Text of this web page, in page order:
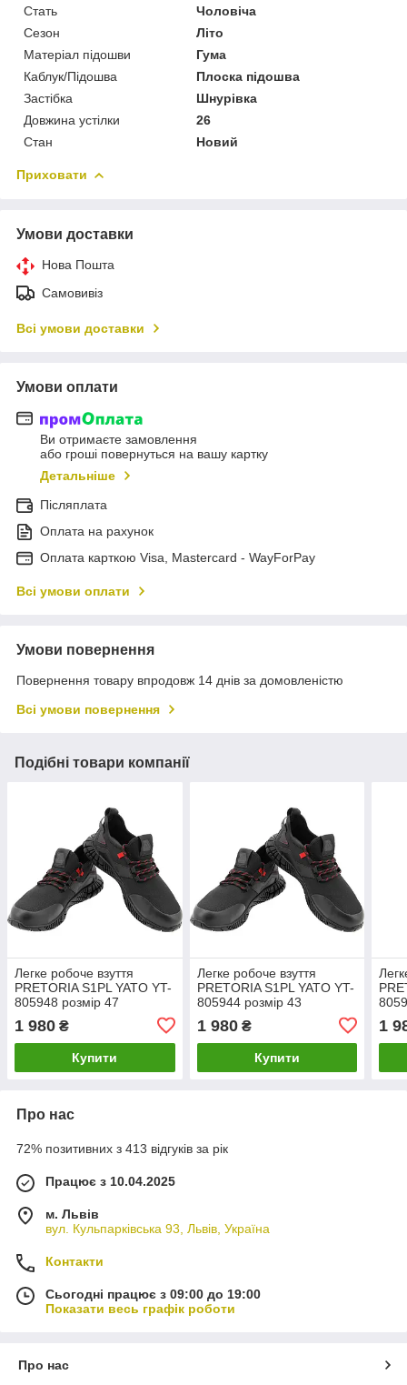
Стать
Чоловіча
Сезон
Літо
Матеріал підошви
Гума
Каблук/Підошва
Плоска підошва
Застібка
Шнурівка
Довжина устілки
26
Стан
Новий
Приховати
Умови доставки
Нова Пошта
Самовивіз
Всі умови доставки
Умови оплати
Ви отримаєте замовлення
або гроші повернуться на вашу картку
Детальніше
Післяплата
Оплата на рахунок
Оплата карткою Visa, Mastercard - WayForPay
Всі умови оплати
Умови повернення
Повернення товару впродовж 14 днів за домовленістю
Всі умови повернення
Подібні товари компанії
Легке робоче взуття
PRETORIA S1PL YATO YT-
805948 розмір 47
1 980 ₴
Купити
Легке робоче взуття
PRETORIA S1PL YATO YT-
805944 розмір 43
1 980₴
Купити
1
Про нас
72% позитивних з 413 відгуків за рік
Працює з 10.04.2025
м. Львів
вул. Кульпарківська 93, Львів, Україна
Контакти
Сьогодні працює з 09:00 до 19:00
Показати весь графік роботи
Про нас